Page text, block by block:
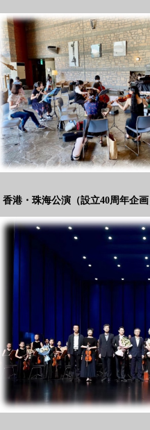
香港・珠海公演（設立40周年企